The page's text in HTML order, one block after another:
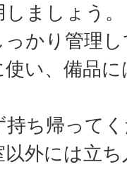
ましょう。
っかり管理
使い、備品
持ち帰って
以外には立